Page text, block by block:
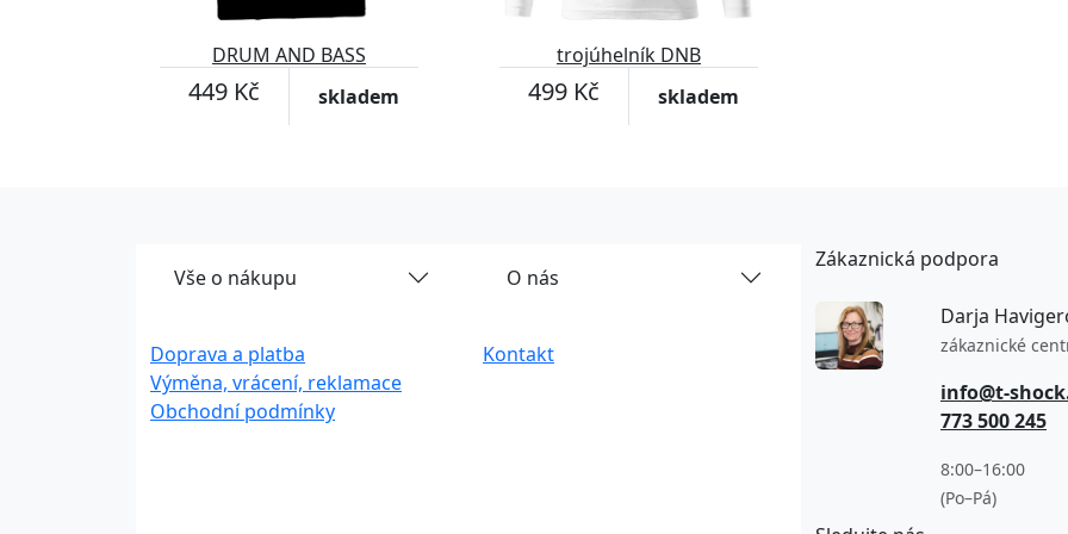
DRUM AND BASS
trojúhelníky
449 Kč skladem
trojúhelník DNB
499 Kč skladem
Vše o nákupu
Doprava a platba
Výměna, vrácení, reklamace
Obchodní podmínky
O nás
Kontakt
Zákaznická podpora
Darja
zákaznické
info@t-
773 500 245
8:00–16:00
(Po–Pá)